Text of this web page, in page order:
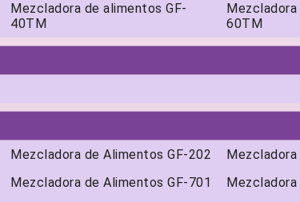
Mezcladora de alimentos GF-
40TM
Mezcladora
60TM
Mezcladora de Alimentos GF-202
Mezcladora de Alimentos GF-701